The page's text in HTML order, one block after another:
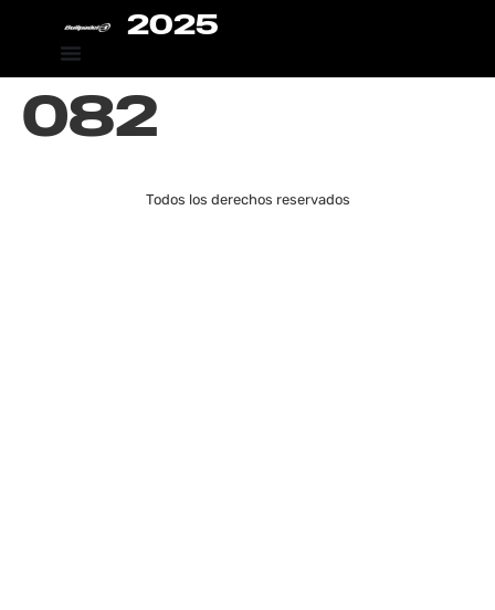
2025
082
Todos los derechos reservados